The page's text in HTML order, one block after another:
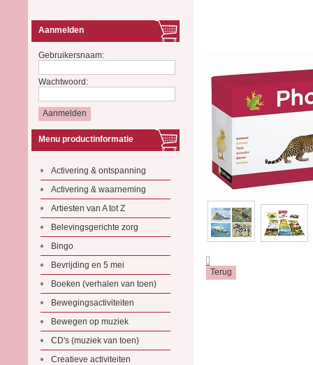
Aanmelden
Gebruikersnaam:
Wachtwoord:
Menu productinformatie
Activering & ontspanning
Activering & waarneming
Artiesten van A tot Z
Belevingsgerichte zorg
Bingo
Bevrijding en 5 mei
Boeken (verhalen van toen)
Bewegingsactiviteiten
Bewegen op muziek
CD's (muziek van toen)
Creatieve activiteiten
.